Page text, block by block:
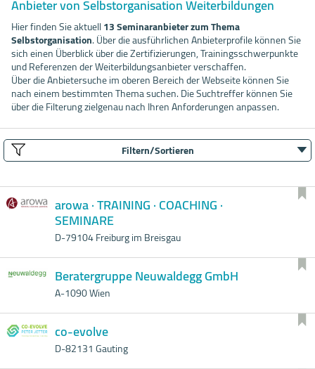
Anbieter von Selbstorganisation Weiterbildungen
Hier finden Sie aktuell13 Seminaranbieter zum Thema
Selbstorganisation. Über die ausführlichen Anbieterprofile können Sie
sich einen Überblick über die Zertifizierungen, Trainingsschwerpunkte
und Referenzen der Weiterbildungsanbieter verschaffen.
Über die Anbietersuche im oberen Bereich der Webseite können Sie
nach einem bestimmten Thema suchen. Die Suchtreffer können Sie
über die Filterung zielgenau nach Ihren Anforderungen anpassen.
Filtern/Sortieren
arowa · TRAINING · COACHING ·
SEMINARE
D-79104 Freiburg im Breisgau
Beratergruppe Neuwaldegg GmbH
A-1090 Wien
co-evolve
D-82131 Gauting